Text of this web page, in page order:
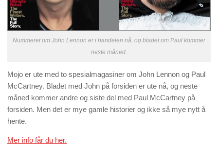
Nummeret om John Lennon er i handelen nå, og bladet om Paul kommer
neste måned.
Mojo er ute med to spesialmagasiner om John Lennon og Paul
McCartney. Bladet med John på forsiden er ute nå, og neste
måned kommer andre og siste del med Paul McCartney på
forsiden. Men det er mye gamle historier og ikke så mye nytt å
hente.
Mer info får du her.